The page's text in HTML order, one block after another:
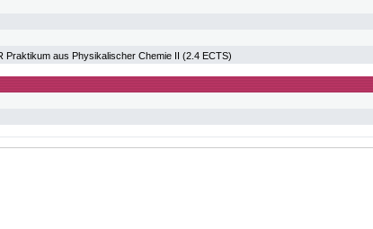
Praktikum aus Physikalischer Chemie II (2.4 ECTS)